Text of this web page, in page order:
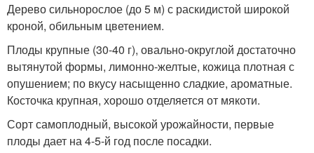
Дерево сильнорослое (до 5 м) с раскидистой широкой
кроной, обильным цветением.
Плоды крупные (30-40 г), овально-округлой достаточно
вытянутой формы, лимонно-желтые, кожица плотная с
опушением; по вкусу насыщенно сладкие, ароматные.
Косточка крупная, хорошо отделяется от мякоти.
Сорт самоплодный, высокой урожайности, первые
плоды дает на 4-5-й год после посадки.